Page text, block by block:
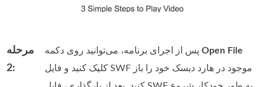
مرحله
2:
پس از اجرای برنامه، می‌توانید روی دکمهOpen File
کلیک کنید و فایل SWF موجود در هارد دیسک خود را باز